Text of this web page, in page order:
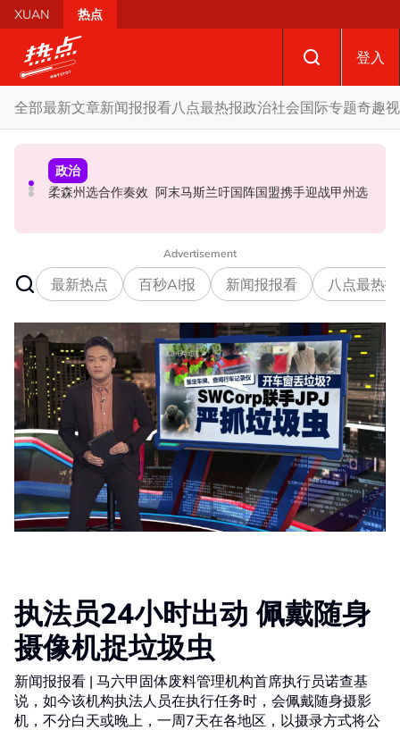
Skip to main content
XUAN 热点
登入
全部最新文章新闻报报看八点最热报政治社会国际专题奇趣
社会
摩托车况欠佳、骑士疲劳肇祸 RXZ主办方否认非法飙车引
政治
柔森州选合作奏效 阿末马斯兰吁国阵国盟携手迎战甲州选
财经
SST成华商远离希盟因素？ 阿末马斯兰：华裔商家更倾向
Advertisement
最新热点 百秒AI报 新闻报报看 八点最热报
执法员24小时出动 佩戴随身
摄像机捉垃圾虫
新闻报报看 | 马六甲固体废料管理机构首席执行员诺查基
说，如今该机构执法人员在执行任务时，会佩戴随身摄影
机，不分白天或晚上，一周7天在各地区，以摄录方式将公